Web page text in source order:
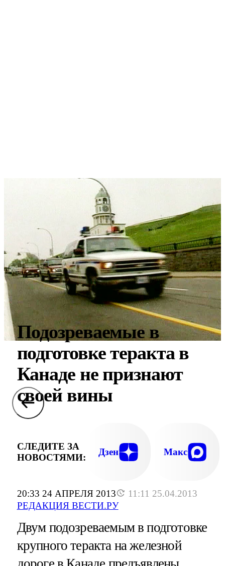
20:33 24 АПРЕЛЯ 2013
11:11 25.04.2013
РЕДАКЦИЯ ВЕСТИ.РУ
Подозреваемые в
подготовке теракта в
Канаде не признают
своей вины
СЛЕДИТЕ ЗА
НОВОСТЯМИ:
Дзен Макс
Двум подозреваемым в подготовке
крупного теракта на железной